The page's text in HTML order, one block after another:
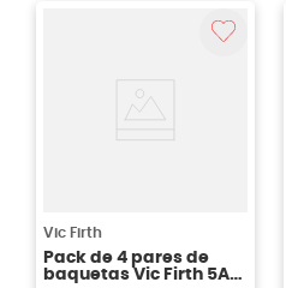
Vic Firth
Pack de 4 pares de
baquetas Vic Firth 5A